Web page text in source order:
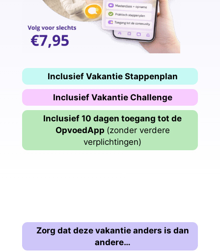
Inclusief Vakantie Stappenplan
Inclusief Vakantie Challenge
Inclusief 10 dagen toegang tot de
OpvoedApp (zonder verdere
verplichtingen)
Zorg dat deze vakantie anders is dan
andere…